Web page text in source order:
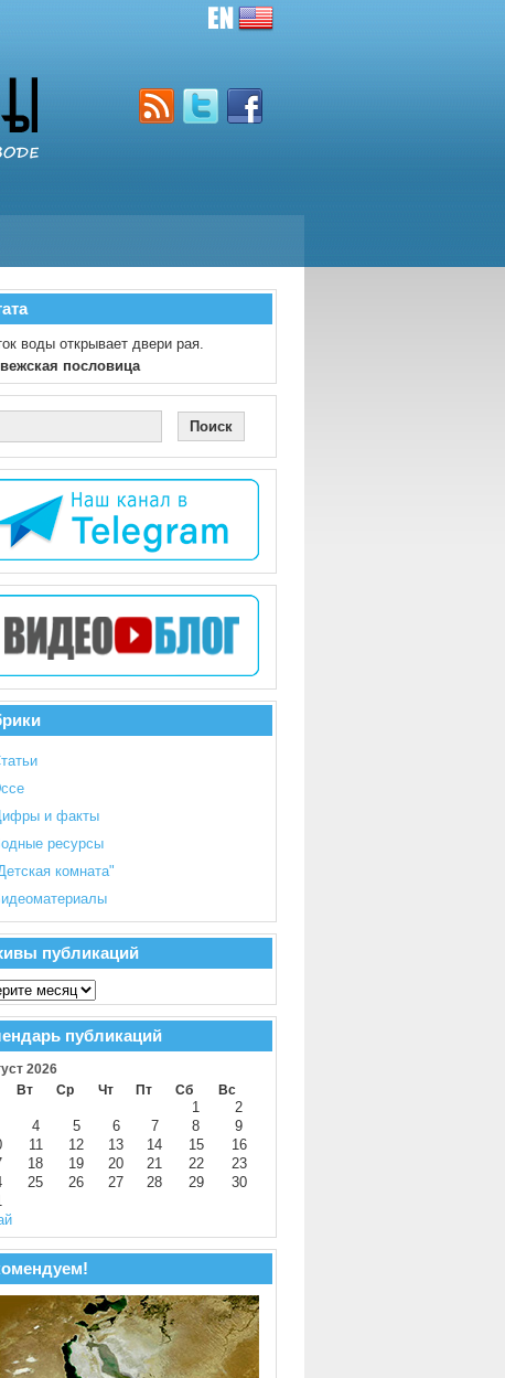
воды открывает двери рая.
пословица
и факты
ресурсы
комната"
публикаций
публикаций
2026
Вт Ср Чт Пт Сб Вс
1
2
4 5 6 7 8
9
11 12 13 14 15
16
18 19 20 21 22
23
25 26 27 28 29
30